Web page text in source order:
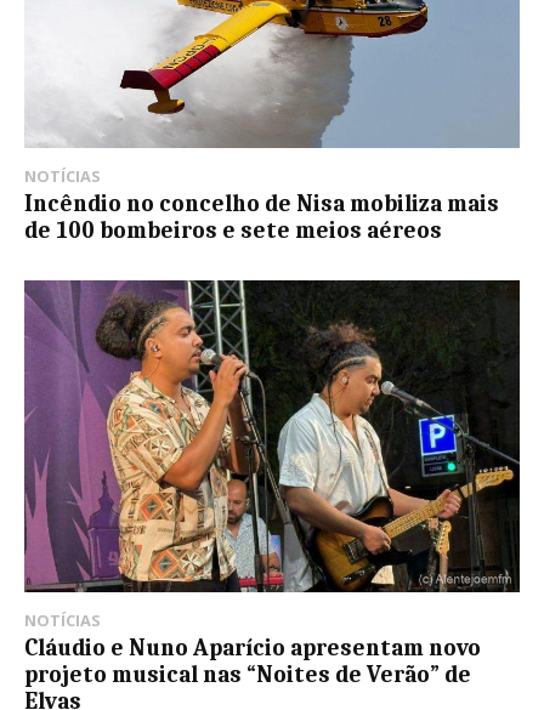
NOTÍCIAS
Incêndio no concelho de Nisa mobiliza mais
de 100 bombeiros e sete meios aéreos
NOTÍCIAS
Cláudio e Nuno Aparício apresentam novo
projeto musical nas “Noites de Verão” de
Elvas